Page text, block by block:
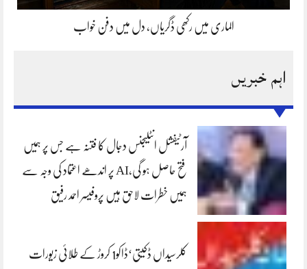
الماری میں رکھی ڈگریاں، دل میں دفن خواب
اہم خبریں
آرٹیفشل انٹلیجنس دجال کا فتنہ ہے جس پر ہمیں
فتح حاصل ہو گی،AI پر اندھے اعتماد کی وجہ سے
ہمیں خطرات لاحق ہیں پروفیسر احمد رفیق
کلرسیداں ڈکیتی‘ڈاکو1 کروڑ کے طلائی زیورات